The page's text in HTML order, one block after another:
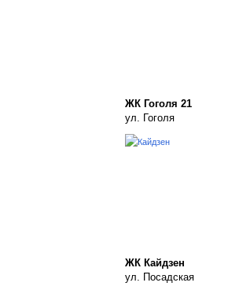
ЖК Гоголя 21
ул. Гоголя
ЖК Кайдзен
ул. Посадская